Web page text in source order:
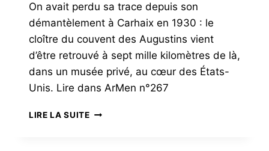
On avait perdu sa trace depuis son
démantèlement à Carhaix en 1930 : le
cloître du couvent des Augustins vient
d’être retrouvé à sept mille kilomètres de là,
dans un musée privé, au cœur des États-
Unis. Lire dans ArMen n°267
LIRE LA SUITEON